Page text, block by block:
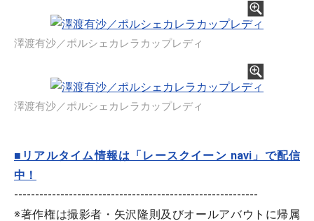
澤渡有沙／ポルシェカレラカップレディ
澤渡有沙／ポルシェカレラカップレディ
■リアルタイム情報は「レースクイーン navi」で配信
中！
----------------------------------------------------------
※著作権は撮影者・矢沢隆則及びオールアバウトに帰属